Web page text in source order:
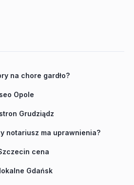
na chore gardło?
Opole
Grudziądz
notariusz ma uprawnienia?
cena
Gdańsk